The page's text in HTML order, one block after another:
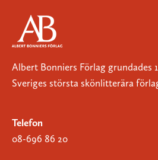
Albert Bonniers Förlag grundades
Sveriges största skönlitterära
Telefon
08-696 86 20